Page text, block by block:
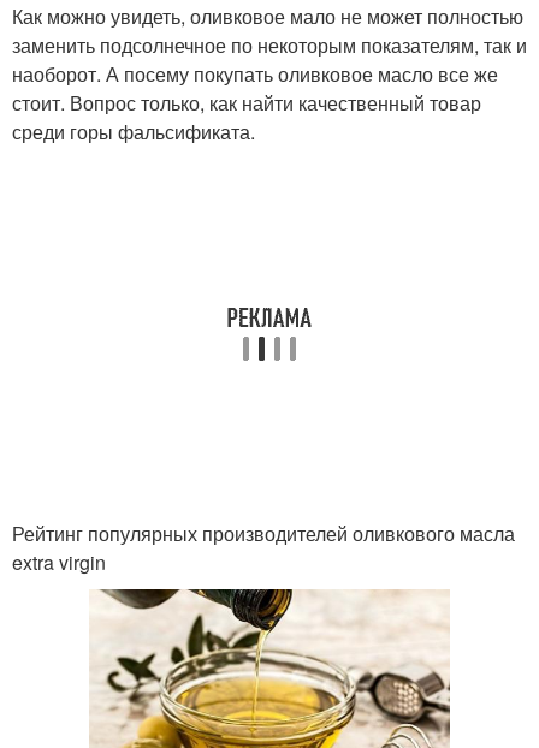
Как можно увидеть, оливковое мало не может полностью
заменить подсолнечное по некоторым показателям, так и
наоборот. А посему покупать оливковое масло все же
стоит. Вопрос только, как найти качественный товар
среди горы фальсификата.
Рейтинг популярных производителей оливкового масла
extra virgin